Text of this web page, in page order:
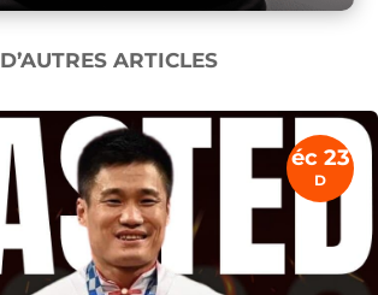
D’AUTRES ARTICLES
éc 23
D